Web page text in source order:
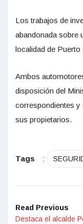
Los trabajos de
abandonada sobre
localidad de Puerto
Ambos
disposición del
correspondientes y
sus propietarios.
Tags :
Read Previous
Destaca el alcalde